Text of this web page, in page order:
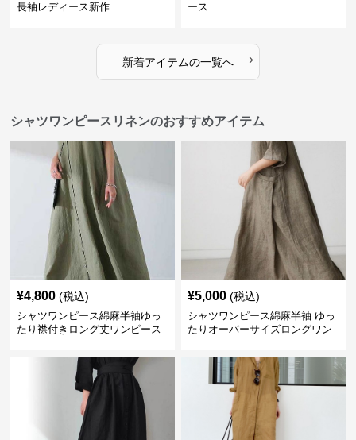
長袖レディース新作
ース
新着アイテムの一覧へ ›
シャツワンピースリネンのおすすめアイテム
¥4,800 (税込)
シャツワンピース綿麻半袖ゆっ
たり襟付きロング丈ワンピース
¥5,000 (税込)
シャツワンピース綿麻半袖 ゆっ
たりオーバーサイズロングワン